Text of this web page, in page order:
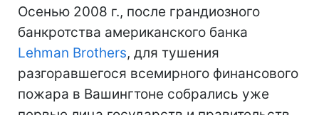
Осенью 2008 г., после грандиозного
банкротства американского банка
Lehman Brothers, для тушения
разгоравшегося всемирного финансового
пожара в Вашингтоне собрались уже